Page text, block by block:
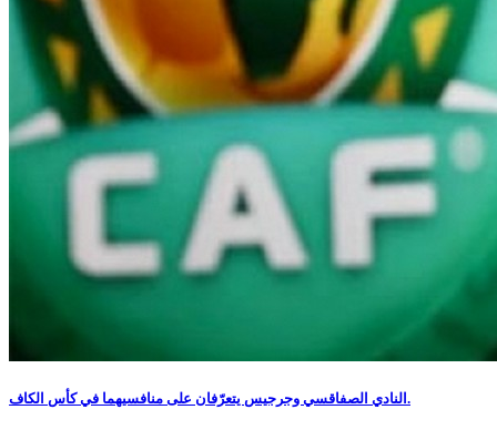
النادي الصفاقسي وجرجيس يتعرّفان على منافسيهما في كأس الكاف.